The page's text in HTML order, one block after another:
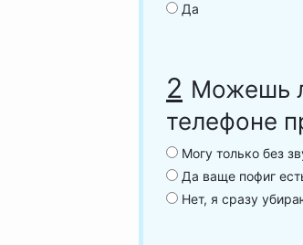
Да
2 Можешь
телефоне
Могу только без
Да ваще пофиг
Нет, я сразу